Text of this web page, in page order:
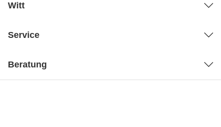
Witt
Service
Beratung